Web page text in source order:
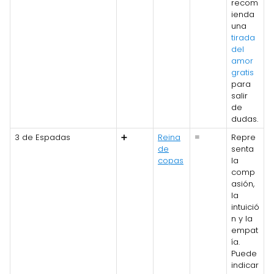
recom
ienda
una
tirada
del
amor
gratis
para
salir
de
dudas.
3 de Espadas
➕
Reina
de
copas
=
Repre
senta
la
comp
asión,
la
intuició
n y la
empat
ía.
Puede
indicar